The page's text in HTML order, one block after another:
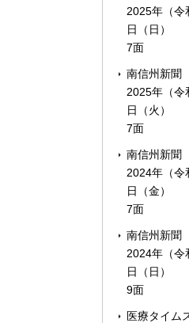
2025年（令
日（日）
7面
南信州新聞
2025年（令
日（火）
7面
南信州新聞
2024年（令
日（金）
7面
南信州新聞
2024年（令
日（日）
9面
医療タイム